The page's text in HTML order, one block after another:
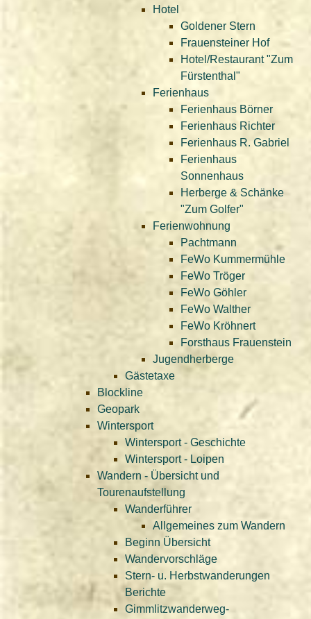
Hotel
Goldener Stern
Frauensteiner Hof
Hotel/Restaurant "Zum
Fürstenthal"
Ferienhaus
Ferienhaus Börner
Ferienhaus Richter
Ferienhaus R. Gabriel
Ferienhaus
Sonnenhaus
Herberge & Schänke
"Zum Golfer"
Ferienwohnung
Pachtmann
FeWo Kummermühle
FeWo Tröger
FeWo Göhler
FeWo Walther
FeWo Kröhnert
Forsthaus Frauenstein
Jugendherberge
Gästetaxe
Blockline
Geopark
Wintersport
Wintersport - Geschichte
Wintersport - Loipen
Wandern - Übersicht und
Tourenaufstellung
Wanderführer
Allgemeines zum Wandern
Beginn Übersicht
Wandervorschläge
Stern- u. Herbstwanderungen
Berichte
Gimmlitzwanderweg-